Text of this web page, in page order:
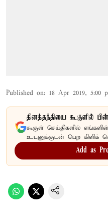
Published on: 18 Apr 2019, 5:00
தினத்தந்தியை கூகுளில்
கூகுள் செய்திகளில்
உடனுக்குடன் பெற கிளிக்
Add as